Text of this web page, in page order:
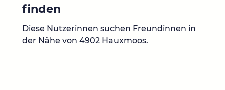
finden
Diese Nutzerinnen suchen Freundinnen in
der Nähe von 4902 Hauxmoos.